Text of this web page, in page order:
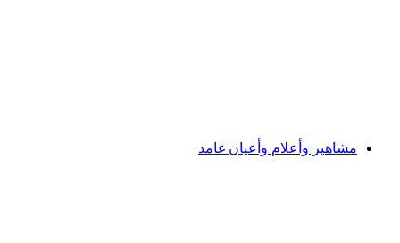
مشاهير وأعلام وأعيان غامد